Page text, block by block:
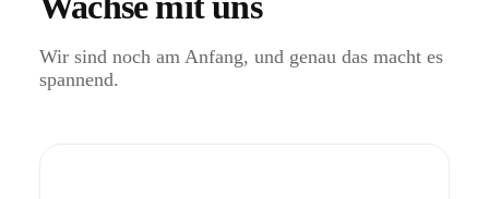
Wir sind noch am Anfang, und genau das macht es
spannend.